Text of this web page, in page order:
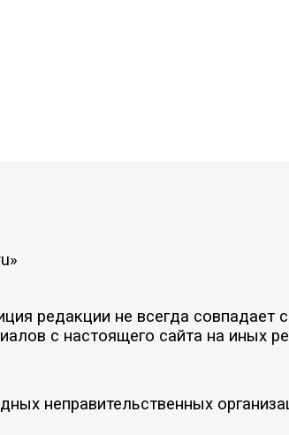
редакции не всегда совпадает
с настоящего сайта на иных
неправительственных